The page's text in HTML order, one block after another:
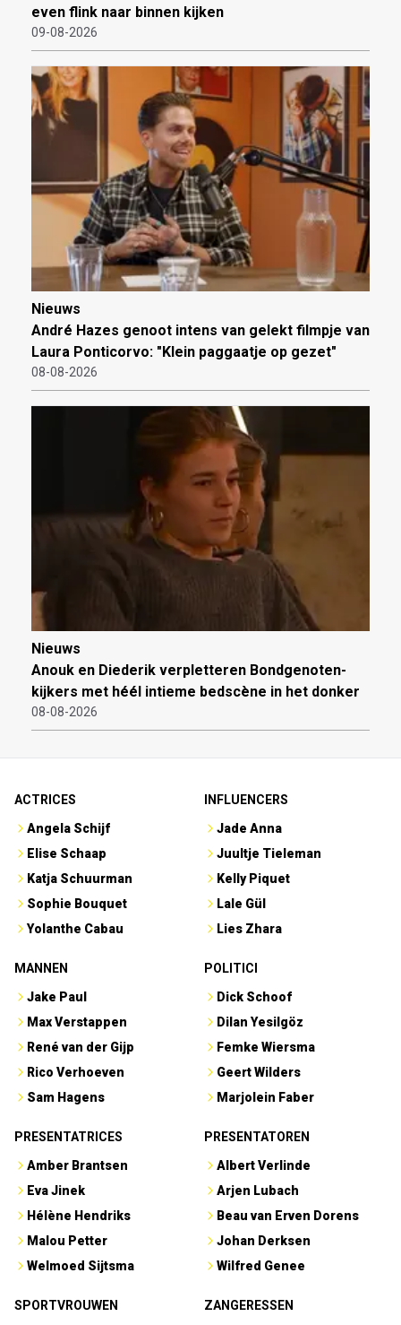
even flink naar binnen kijken
09-08-2026
Nieuws
André Hazes genoot intens van gelekt filmpje van
Laura Ponticorvo: "Klein paggaatje op gezet"
08-08-2026
Nieuws
Anouk en Diederik verpletteren Bondgenoten-
kijkers met héél intieme bedscène in het donker
08-08-2026
ACTRICES
Angela Schijf
Elise Schaap
Katja Schuurman
Sophie Bouquet
Yolanthe Cabau
INFLUENCERS
Jade Anna
Juultje Tieleman
Kelly Piquet
Lale Gül
Lies Zhara
MANNEN
Jake Paul
Max Verstappen
René van der Gijp
Rico Verhoeven
Sam Hagens
POLITICI
Dick Schoof
Dilan Yesilgöz
Femke Wiersma
Geert Wilders
Marjolein Faber
PRESENTATRICES
Amber Brantsen
Eva Jinek
Hélène Hendriks
Malou Petter
Welmoed Sijtsma
PRESENTATOREN
Albert Verlinde
Arjen Lubach
Beau van Erven Dorens
Johan Derksen
Wilfred Genee
SPORTVROUWEN ZANGERESSEN